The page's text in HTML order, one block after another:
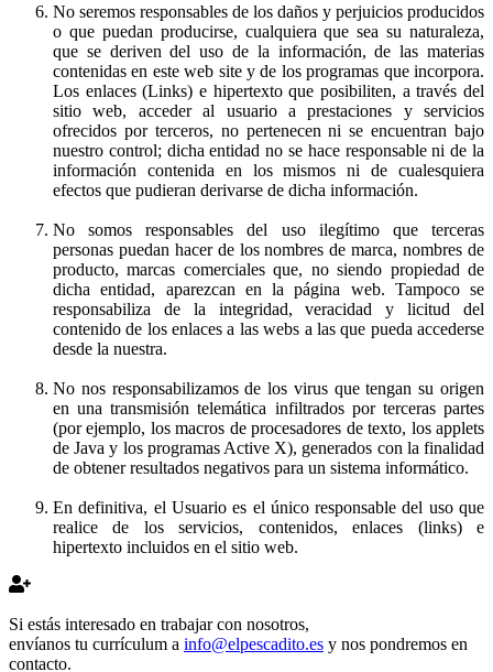
No seremos responsables de los daños y perjuicios producidos
o que puedan producirse, cualquiera que sea su naturaleza,
que se deriven del uso de la información, de las materias
contenidas en este web site y de los programas que incorpora.
Los enlaces (Links) e hipertexto que posibiliten, a través del
sitio web, acceder al usuario a prestaciones y servicios
ofrecidos por terceros, no pertenecen ni se encuentran bajo
nuestro control; dicha entidad no se hace responsable ni de la
información contenida en los mismos ni de cualesquiera
efectos que pudieran derivarse de dicha información.
No somos responsables del uso ilegítimo que terceras
personas puedan hacer de los nombres de marca, nombres de
producto, marcas comerciales que, no siendo propiedad de
dicha entidad, aparezcan en la página web. Tampoco se
responsabiliza de la integridad, veracidad y licitud del
contenido de los enlaces a las webs a las que pueda accederse
desde la nuestra.
No nos responsabilizamos de los virus que tengan su origen
en una transmisión telemática infiltrados por terceras partes
(por ejemplo, los macros de procesadores de texto, los applets
de Java y los programas Active X), generados con la finalidad
de obtener resultados negativos para un sistema informático.
En definitiva, el Usuario es el único responsable del uso que
realice de los servicios, contenidos, enlaces (links) e
hipertexto incluidos en el sitio web.
Si estás interesado en trabajar con nosotros,
envíanos tu currículum a info@elpescadito.es y nos pondremos en
contacto.